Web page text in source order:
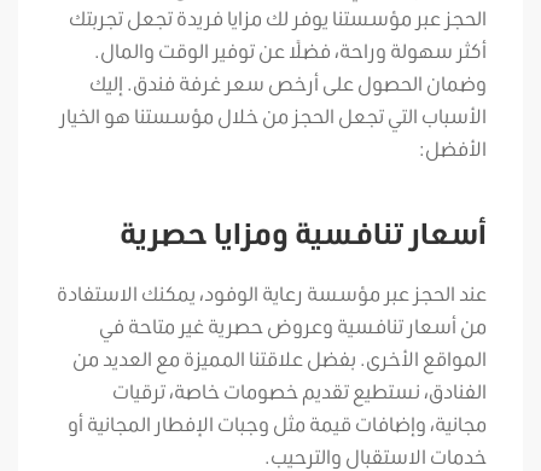
الحجز عبر مؤسستنا يوفر لك مزايا فريدة تجعل تجربتك
أكثر سهولة وراحة، فضلًا عن توفير الوقت والمال.
وضمان الحصول على أرخص سعر غرفة فندق. إليك
الأسباب التي تجعل الحجز من خلال مؤسستنا هو الخيار
الأفضل:
أسعار تنافسية ومزايا حصرية
عند الحجز عبر مؤسسة رعاية الوفود، يمكنك الاستفادة
من أسعار تنافسية وعروض حصرية غير متاحة في
المواقع الأخرى. بفضل علاقتنا المميزة مع العديد من
الفنادق، نستطيع تقديم خصومات خاصة، ترقيات
مجانية، وإضافات قيمة مثل وجبات الإفطار المجانية أو
خدمات الاستقبال والترحيب.